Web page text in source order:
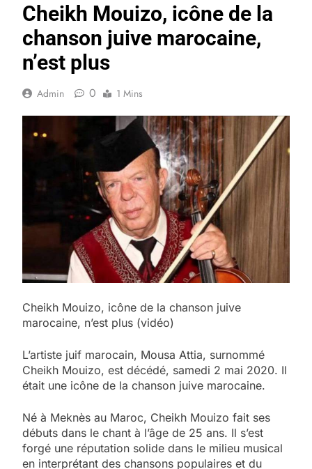
Cheikh Mouizo, icône de la
chanson juive marocaine,
n’est plus
Admin 0 1 Mins
Cheikh Mouizo, icône de la chanson juive
marocaine, n’est plus (vidéo)
L’artiste juif marocain, Mousa Attia, surnommé
Cheikh Mouizo, est décédé, samedi 2 mai 2020. Il
était une icône de la chanson juive marocaine.
Né à Meknès au Maroc, Cheikh Mouizo fait ses
débuts dans le chant à l’âge de 25 ans. Il s’est
forgé une réputation solide dans le milieu musical
en interprétant des chansons populaires et du